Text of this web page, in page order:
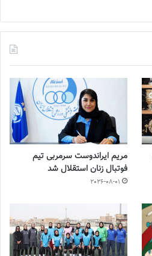
مریم ایراندوست سرمربی تیم
فوتبال زنان استقلال شد
2026-08-01